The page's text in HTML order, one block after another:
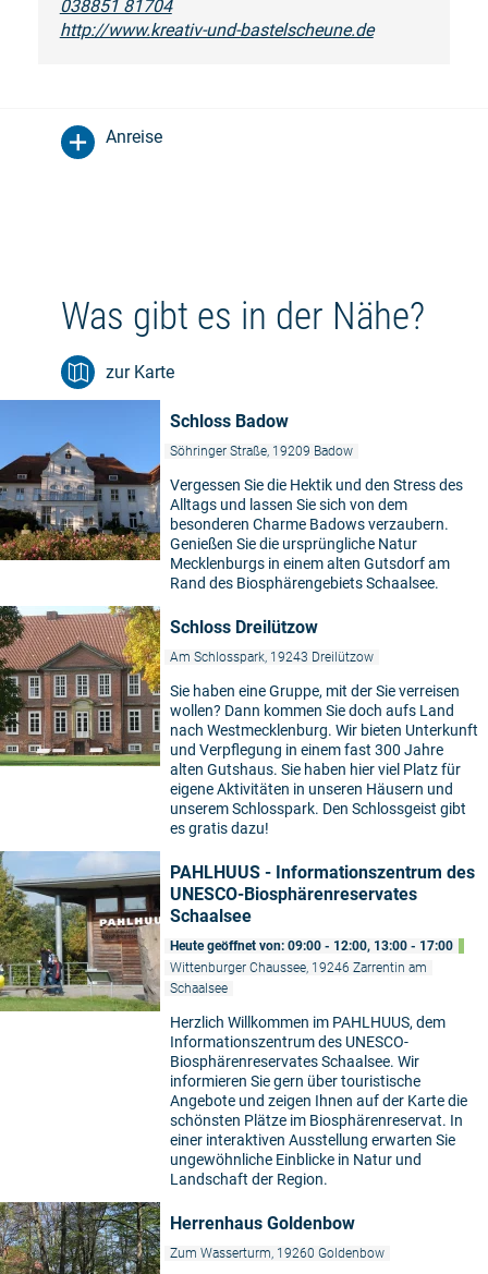
038851 81704
http://www.kreativ-und-bastelscheune.de
Anreise
Was gibt es in der Nähe?
zur Karte
Schloss Badow
Söhringer Straße, 19209 Badow
Vergessen Sie die Hektik und den Stress des
Alltags und lassen Sie sich von dem
besonderen Charme Badows verzaubern.
Genießen Sie die ursprüngliche Natur
Mecklenburgs in einem alten Gutsdorf am
Rand des Biosphärengebiets Schaalsee.
Schloss Dreilützow
Am Schlosspark, 19243 Dreilützow
Sie haben eine Gruppe, mit der Sie verreisen
wollen? Dann kommen Sie doch aufs Land
nach Westmecklenburg. Wir bieten Unterkunft
und Verpflegung in einem fast 300 Jahre
alten Gutshaus. Sie haben hier viel Platz für
eigene Aktivitäten in unseren Häusern und
unserem Schlosspark. Den Schlossgeist gibt
es gratis dazu!
PAHLHUUS - Informationszentrum des
UNESCO-Biosphärenreservates
Schaalsee
Heute geöffnet von: 09:00 - 12:00, 13:00 - 17:00
Wittenburger Chaussee, 19246 Zarrentin am
Schaalsee
Herzlich Willkommen im PAHLHUUS, dem
Informationszentrum des UNESCO-
Biosphärenreservates Schaalsee. Wir
informieren Sie gern über touristische
Angebote und zeigen Ihnen auf der Karte die
schönsten Plätze im Biosphärenreservat. In
einer interaktiven Ausstellung erwarten Sie
ungewöhnliche Einblicke in Natur und
Landschaft der Region.
Herrenhaus Goldenbow
Zum Wasserturm, 19260 Goldenbow